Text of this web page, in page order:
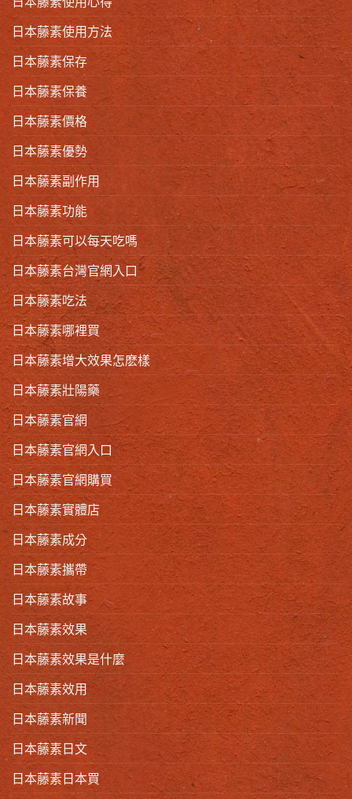
日本藤素使用方法
日本藤素保存
日本藤素保養
日本藤素價格
日本藤素優勢
日本藤素副作用
日本藤素功能
日本藤素可以每天吃嗎
日本藤素台灣官網入口
日本藤素吃法
日本藤素哪裡買
日本藤素增大效果怎麽樣
日本藤素壯陽藥
日本藤素官網
日本藤素官網入口
日本藤素官網購買
日本藤素實體店
日本藤素成分
日本藤素攜帶
日本藤素故事
日本藤素效果
日本藤素效果是什麼
日本藤素效用
日本藤素新聞
日本藤素日文
日本藤素日本買